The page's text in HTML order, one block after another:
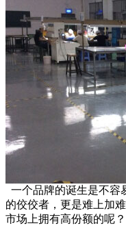
一个品牌的诞生是不容
的佼佼者，更是难上加
市场上拥有高份额的呢